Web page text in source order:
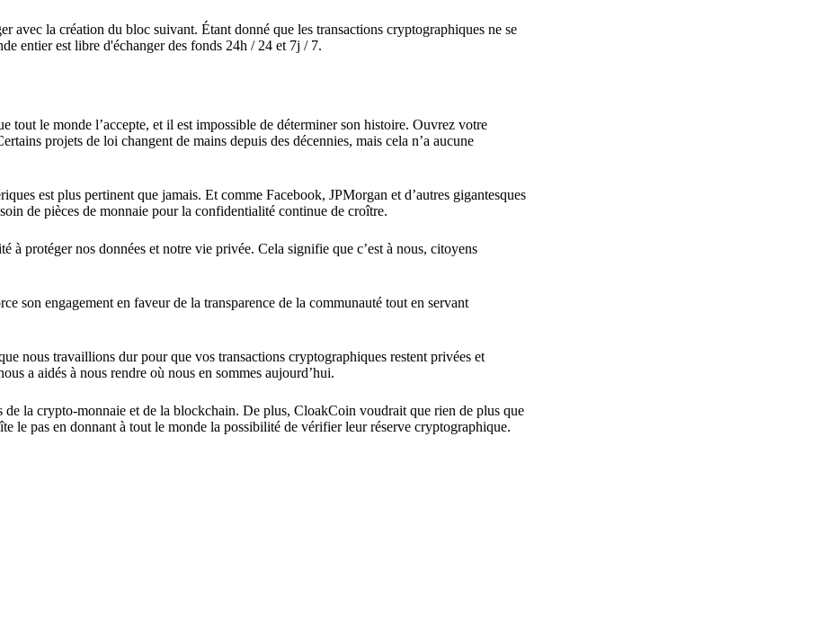
avec la création du bloc suivant. Étant donné que les transactions cryptographiques ne se
entier est libre d'échanger des fonds 24h / 24 et 7j / 7.
tout le monde l’accepte, et il est impossible de déterminer son histoire. Ouvrez votre
projets de loi changent de mains depuis des décennies, mais cela n’a aucune
est plus pertinent que jamais. Et comme Facebook, JPMorgan et d’autres gigantesques
de pièces de monnaie pour la confidentialité continue de croître.
à protéger nos données et notre vie privée. Cela signifie que c’est à nous, citoyens
son engagement en faveur de la transparence de la communauté tout en servant
nous travaillions dur pour que vos transactions cryptographiques restent privées et
a aidés à nous rendre où nous en sommes aujourd’hui.
de la crypto-monnaie et de la blockchain. De plus, CloakCoin voudrait que rien de plus que
le pas en donnant à tout le monde la possibilité de vérifier leur réserve cryptographique.